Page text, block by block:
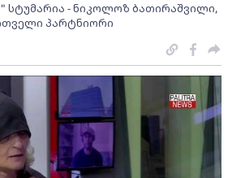
სტუმარია - ნიკოლოზ ბათირაშვილი,
პარტნიორი